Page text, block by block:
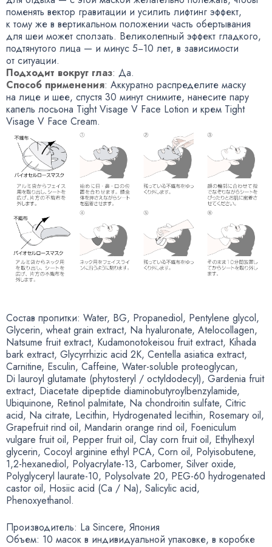
поменять вектор гравитации и усилить лифтинг эффект,
к тому же в вертикальном положении часть обертывания
для шеи может сползать. Великолепный эффект гладкого,
подтянутого лица — и минус 5−10 лет, в зависимости
от ситуации.
Подходит вокруг глаз: Да.
Способ применения: Аккуратно распределите маску
на лице и шее, спустя 30 минут снимите, нанесите пару
капель лосьона Tight Visage V Face Lotion и крем Tight
Visage V Face Cream.
Состав пропитки: Water, BG, Propanediol, Pentylene glycol,
Glycerin, wheat grain extract, Na hyaluronate, Atelocollagen,
Natsume fruit extract, Kudamonotokeisou fruit extract, Kihada
bark extract, Glycyrrhizic acid 2K, Centella asiatica extract,
Carnitine, Esculin, Caffeine, Water-soluble proteoglycan,
Di lauroyl glutamate (phytosteryl / octyldodecyl), Gardenia fruit
extract, Diacetate dipeptide diaminobutyroylbenzylamide,
Ubiquinone, Retinol palmitate, Na chondroitin sulfate, Citric
acid, Na citrate, Lecithin, Hydrogenated lecithin, Rosemary oil,
Grapefruit rind oil, Mandarin orange rind oil, Foeniculum
vulgare fruit oil, Pepper fruit oil, Clay corn fruit oil, Ethylhexyl
glycerin, Cocoyl arginine ethyl PCA, Corn oil, Polyisobutene,
1,2-hexanediol, Polyacrylate-13, Carbomer, Silver oxide,
Polyglyceryl laurate-10, Polysolvate 20, PEG-60 hydrogenated
castor oil, Hosiic acid (Ca / Na), Salicylic acid,
Phenoxyethanol.
Производитель: La Sincere, Япония
Объем: 10 масок в индивидуальной упаковке, в коробке